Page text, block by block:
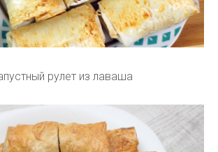
рулет из лаваша